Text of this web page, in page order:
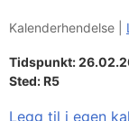
Kalenderhendelse |
Tidspunkt:
Sted:R5
Legg til i egen